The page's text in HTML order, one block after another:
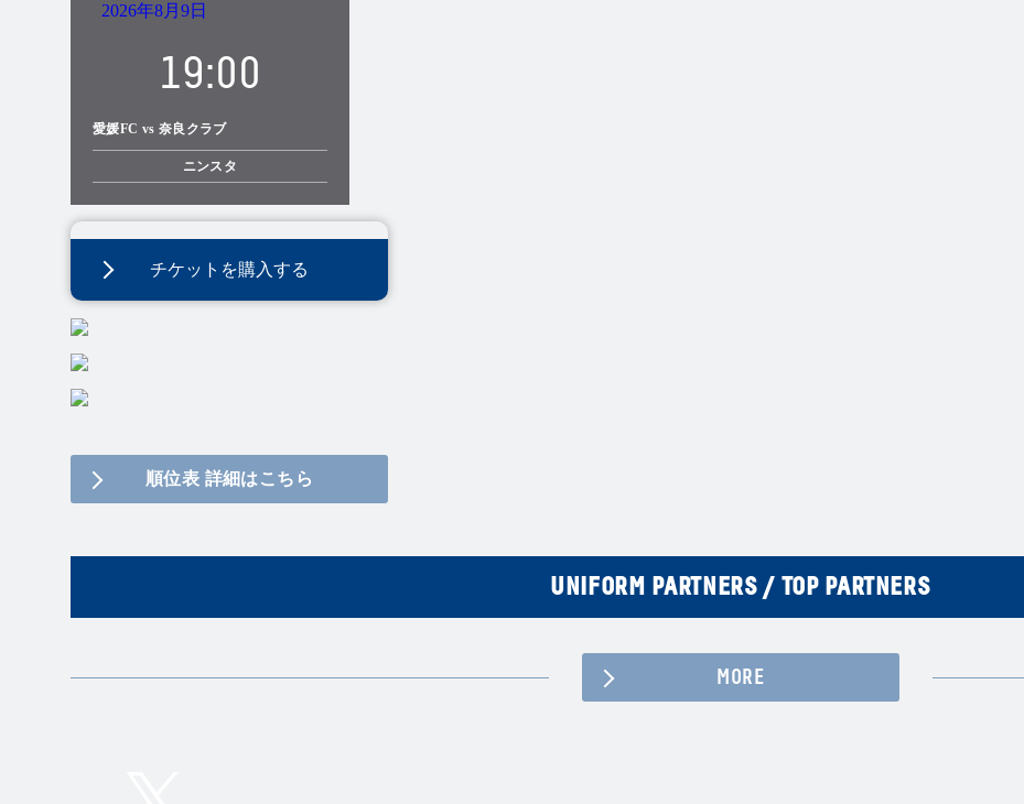
2026年8月9日
19:00
ニンスタ
愛媛FC vs 奈良クラブ
チケットを購入する
順位表 詳細はこちら
UNIFORM PARTNERS / TOP PARTNERS
MORE